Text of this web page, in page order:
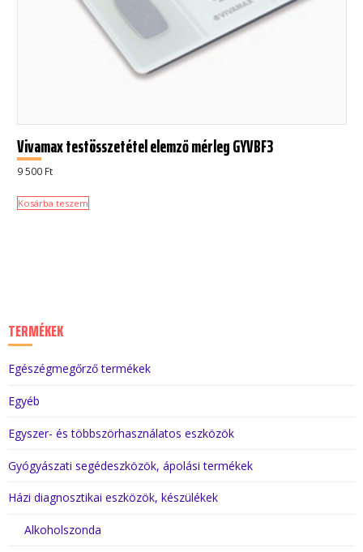
Vivamax testösszetétel elemző mérleg GYVBF3
9 500 Ft
Kosárba teszem
TERMÉKEK
Egészégmegőrző termékek
Egyéb
Egyszer- és többszörhasználatos eszközök
Gyógyászati segédeszközök, ápolási termékek
Házi diagnosztikai eszközök, készülékek
Alkoholszonda